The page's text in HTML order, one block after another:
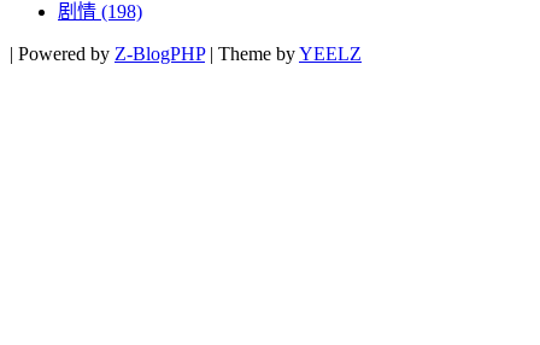
剧情 (198)
| Powered by Z-BlogPHP | Theme byYEELZ